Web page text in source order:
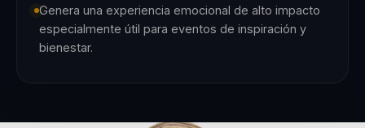
Genera una experiencia emocional de alto impacto
especialmente útil para eventos de inspiración y
bienestar.